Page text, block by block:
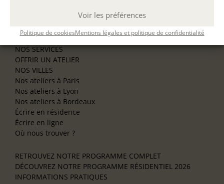
Voir les préférences
Politique de cookiesMentions légales et politique de confidentialité
Se former à la biographie
NOS SERVICES
OFFRIR UN ATELIER
NOS VILLES
Nos ateliers à Paris
Nos ateliers à Lyon
Nos ateliers à Bordeaux
Écrire en résidence
Écrire en ligne
Où nous trouver ?
RETROUVEZ NOTRE PROGRAMME COMPLET
DÉCOUVREZ NOTRE PROGRAMME RÉSIDENTIEL 2026
INFORMATIONS PRATIQUES